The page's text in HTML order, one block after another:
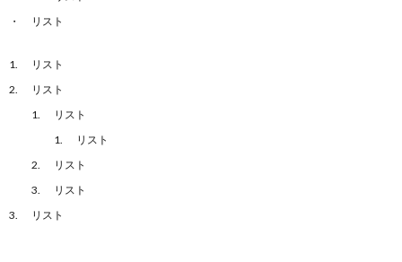
リスト
リスト
リスト
リスト
リスト
リスト
リスト
リスト